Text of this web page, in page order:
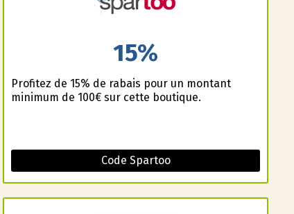
15%
Profitez de 15% de rabais pour un montant
minimum de 100€ sur cette boutique.
Code Spartoo